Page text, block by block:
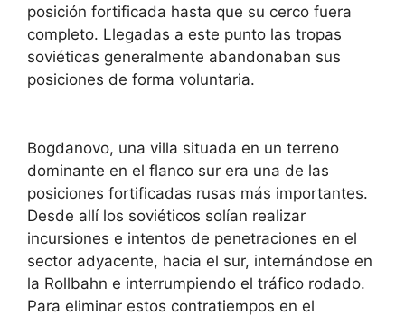
posición fortificada hasta que su cerco fuera
completo. Llegadas a este punto las tropas
soviéticas generalmente abandonaban sus
posiciones de forma voluntaria.
Bogdanovo, una villa situada en un terreno
dominante en el flanco sur era una de las
posiciones fortificadas rusas más importantes.
Desde allí los soviéticos solían realizar
incursiones e intentos de penetraciones en el
sector adyacente, hacia el sur, internándose en
la Rollbahn e interrumpiendo el tráfico rodado.
Para eliminar estos contratiempos en el